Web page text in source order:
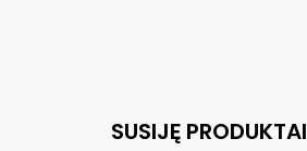
SUSIJĘ PRODUKTAI